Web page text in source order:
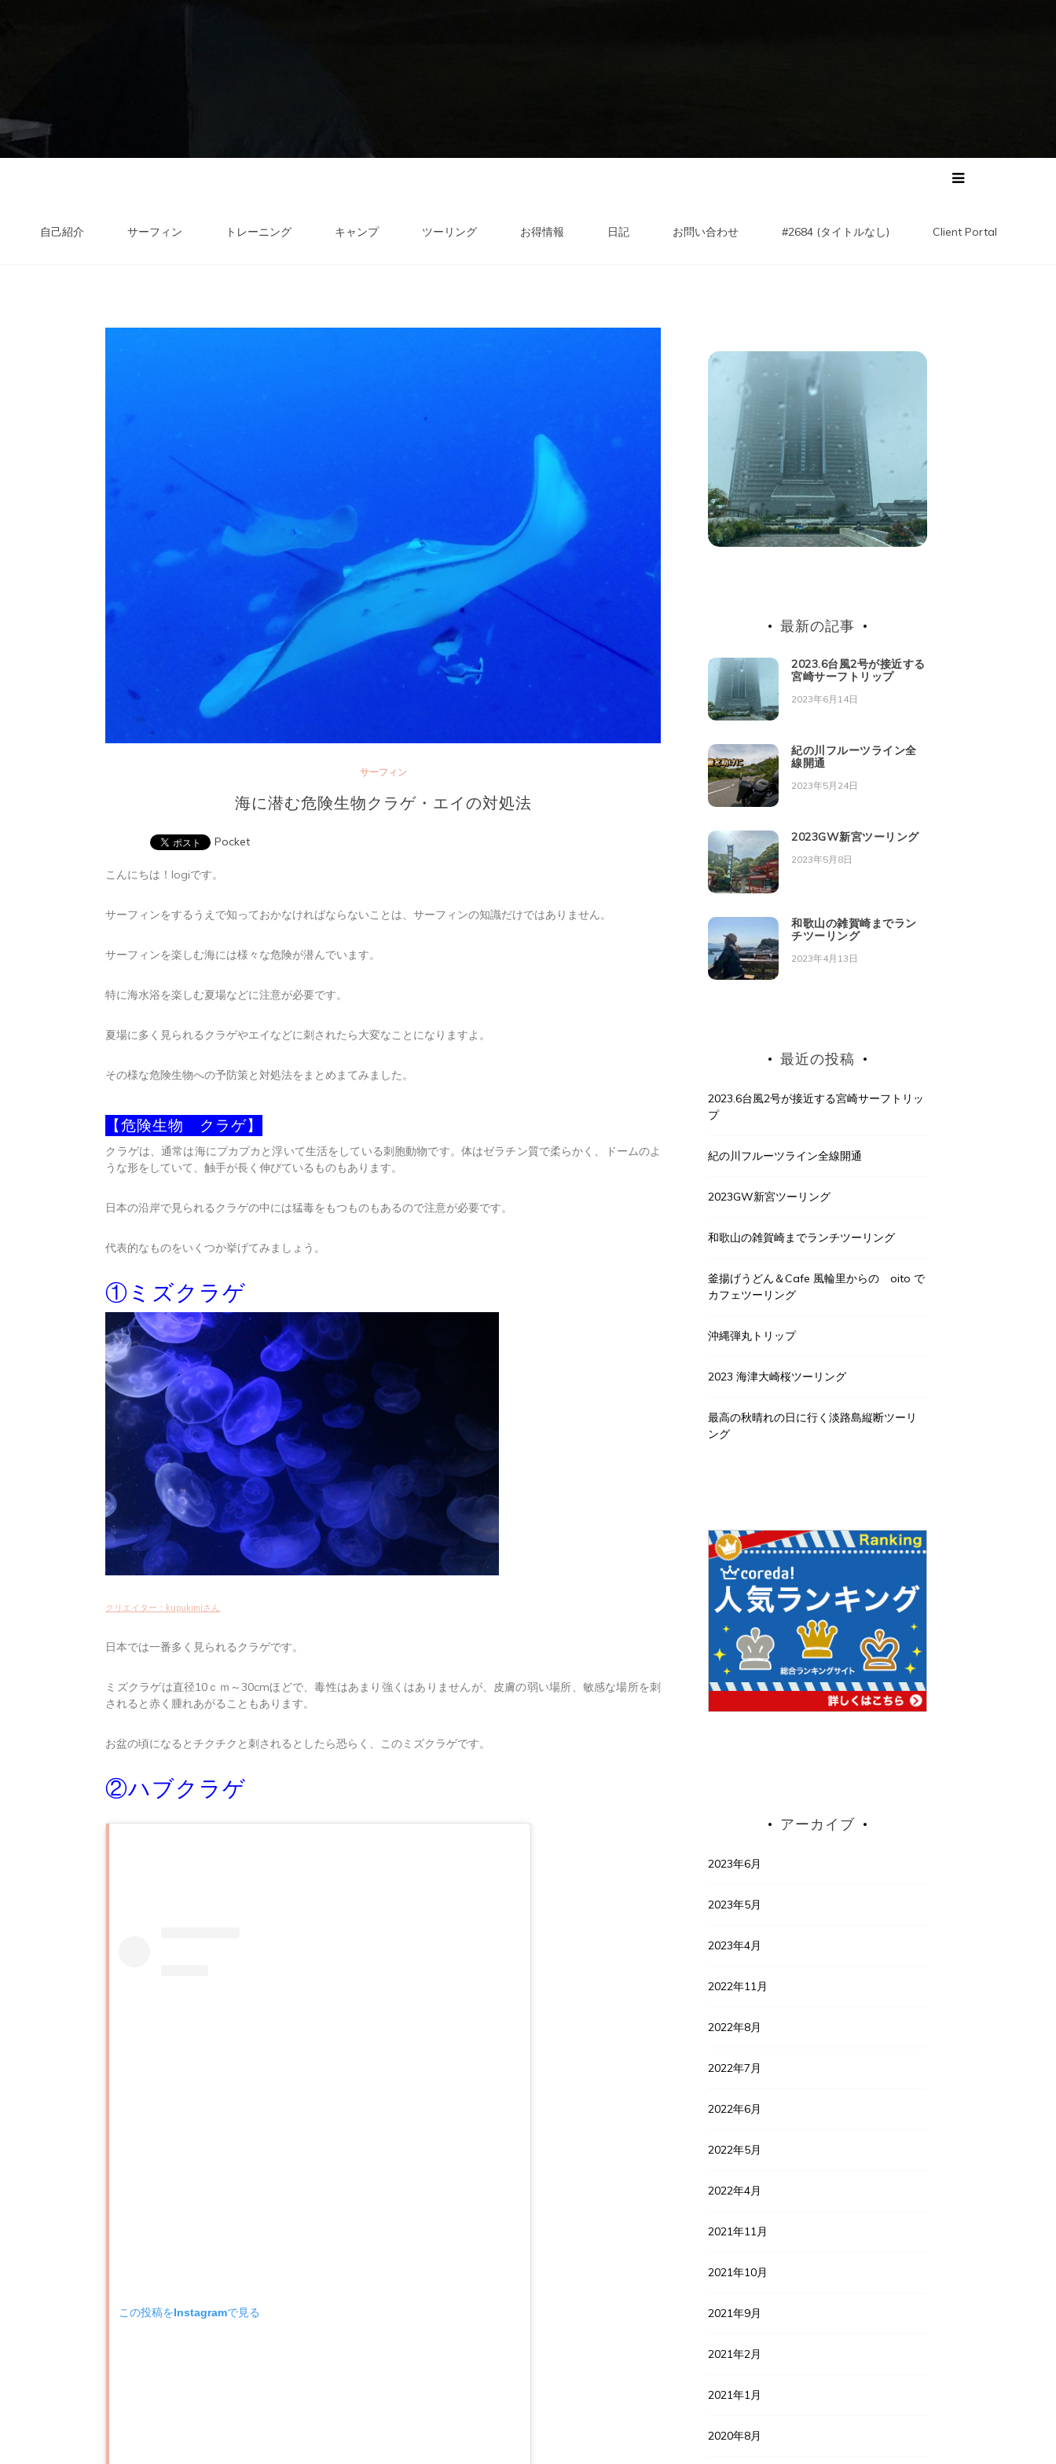
自己紹介 サーフィン トレーニング キャンプ ツーリング お得情報 日記 お問い合わせ #2684 (タイトルなし) Client Portal
サーフィン
海に潜む危険生物クラゲ・エイの対処法
Pocket
こんにちは！logiです。
サーフィンをするうえで知っておかなければならないことは、サーフィンの知識だけではありません。
サーフィンを楽しむ海には様々な危険が潜んでいます。
特に海水浴を楽しむ夏場などに注意が必要です。
夏場に多く見られるクラゲやエイなどに刺されたら大変なことになりますよ。
その様な危険生物への予防策と対処法をまとめまてみました。
【危険生物 クラゲ】
クラゲは、通常は海にプカプカと浮いて生活をしている刺胞動物です。体はゼラチン質で柔らかく、ドームのよ
うな形をしていて、触手が長く伸びているものもあります。
日本の沿岸で見られるクラゲの中には猛毒をもつものもあるので注意が必要です。
代表的なものをいくつか挙げてみましょう。
①ミズクラゲ
クリエイター：kupukimiさん
日本では一番多く見られるクラゲです。
ミズクラゲは直径10ｃｍ～30cmほどで、毒性はあまり強くはありませんが、皮膚の弱い場所、敏感な場所を刺
されると赤く腫れあがることもあります。
お盆の頃になるとチクチクと刺されるとしたら恐らく、このミズクラゲです。
②ハブクラゲ
この投稿をInstagramで見る
最新の記事
2023.6台風2号が接近する
宮崎サーフトリップ
2023年6月14日
紀の川フルーツライン全
線開通
2023年5月24日
2023GW新宮ツーリング
2023年5月8日
和歌山の雑賀崎までラン
チツーリング
2023年4月13日
最近の投稿
2023.6台風2号が接近する宮崎サーフトリッ
プ
紀の川フルーツライン全線開通
2023GW新宮ツーリング
和歌山の雑賀崎までランチツーリング
釜揚げうどん＆Cafe 風輪里からの oito で
カフェツーリング
沖縄弾丸トリップ
2023 海津大崎桜ツーリング
最高の秋晴れの日に行く淡路島縦断ツーリ
ング
アーカイブ
2023年6月
2023年5月
2023年4月
2022年11月
2022年8月
2022年7月
2022年6月
2022年5月
2022年4月
2021年11月
2021年10月
2021年9月
2021年2月
2021年1月
2020年8月